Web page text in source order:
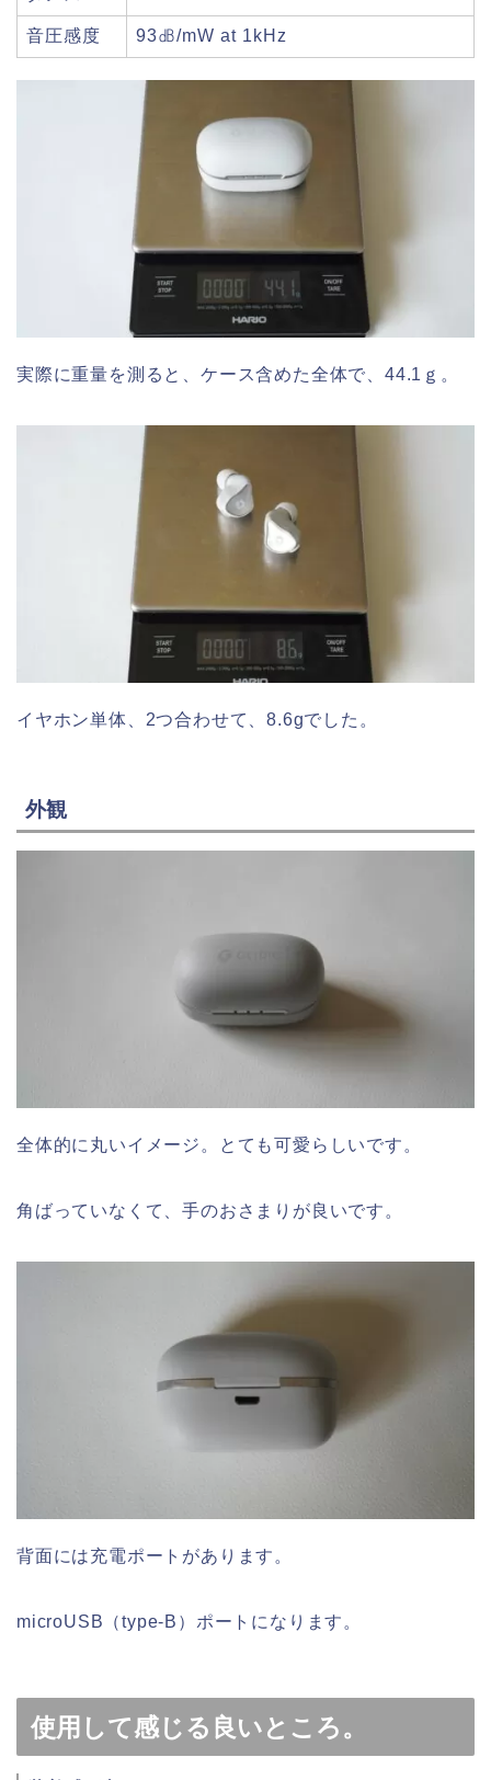
音圧感度 93㏈/mW at 1kHz
実際に重量を測ると、ケース含めた全体で、44.1ｇ。
イヤホン単体、2つ合わせて、8.6gでした。
外観
全体的に丸いイメージ。とても可愛らしいです。
角ばっていなくて、手のおさまりが良いです。
背面には充電ポートがあります。
microUSB（type-B）ポートになります。
使用して感じる良いところ。